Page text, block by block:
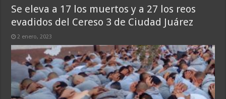
Se eleva a 17 los muertos y a 27 los reos
evadidos del Cereso 3 de Ciudad Juárez
2 enero, 2023